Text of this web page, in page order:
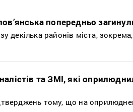
попередньо
декілька районів міста,
та ЗМІ, які
тому, що на